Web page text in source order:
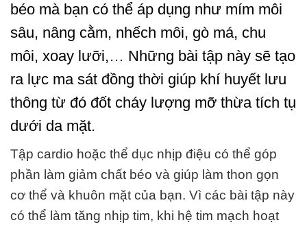
béo mà bạn có thể áp dụng như mím môi
sâu, nâng cằm, nhếch môi, gò má, chu
môi, xoay lưỡi,… Những bài tập này sẽ tạo
ra lực ma sát đồng thời giúp khí huyết lưu
thông từ đó đốt cháy lượng mỡ thừa tích tụ
dưới da mặt.
Tập cardio hoặc thể dục nhịp điệu có thể góp
phần làm giảm chất béo và giúp làm thon gọn
cơ thể và khuôn mặt của bạn. Vì các bài tập này
có thể làm tăng nhịp tim, khi hệ tim mạch hoạt